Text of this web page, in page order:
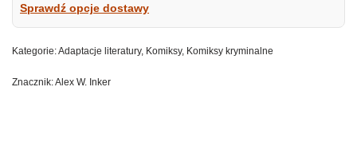
Sprawdź opcje dostawy
Kategorie:Adaptacje literatury, Komiksy, Komiksy kryminalne
Znacznik:Alex W. Inker